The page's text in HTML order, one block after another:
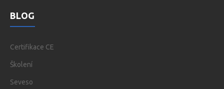
BLOG
Certifikace CE
Školení
Seveso